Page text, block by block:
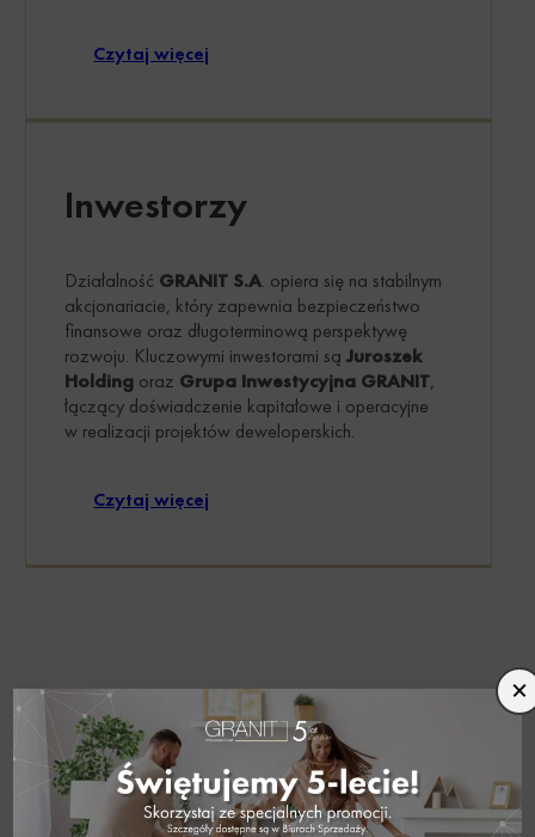
Czytaj więcej
Inwestorzy
Działalność GRANIT S.A. opiera się na stabilnym
akcjonariacie, który zapewnia bezpieczeństwo
finansowe oraz długoterminową perspektywę
rozwoju. Kluczowymi inwestorami sąJuroszek
Holding oraz Grupa Inwestycyjna GRANIT,
łączący doświadczenie kapitałowe i operacyjne
w realizacji projektów deweloperskich.
Czytaj więcej
Opinie naszych Klientów
×